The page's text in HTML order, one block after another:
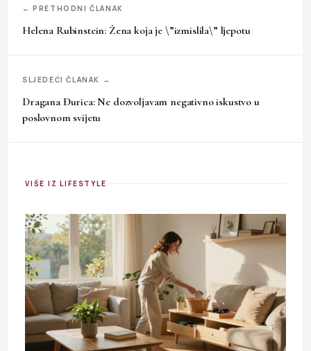
← PRETHODNI ČLANAK
Helena Rubinstein: Žena koja je \”izmislila\” ljepotu
SLJEDEĆI ČLANAK →
Dragana Đurica: Ne dozvoljavam negativno iskustvo u
poslovnom svijetu
VIŠE IZ LIFESTYLE